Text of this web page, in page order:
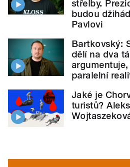
střelby.
budou
Pavlovi
Bartkovský:
dělí na dva
paralelní
Jaké je
turistů?